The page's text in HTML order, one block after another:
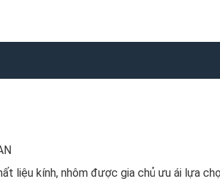
liệu kính, nhôm được gia chủ ưu ái lựa